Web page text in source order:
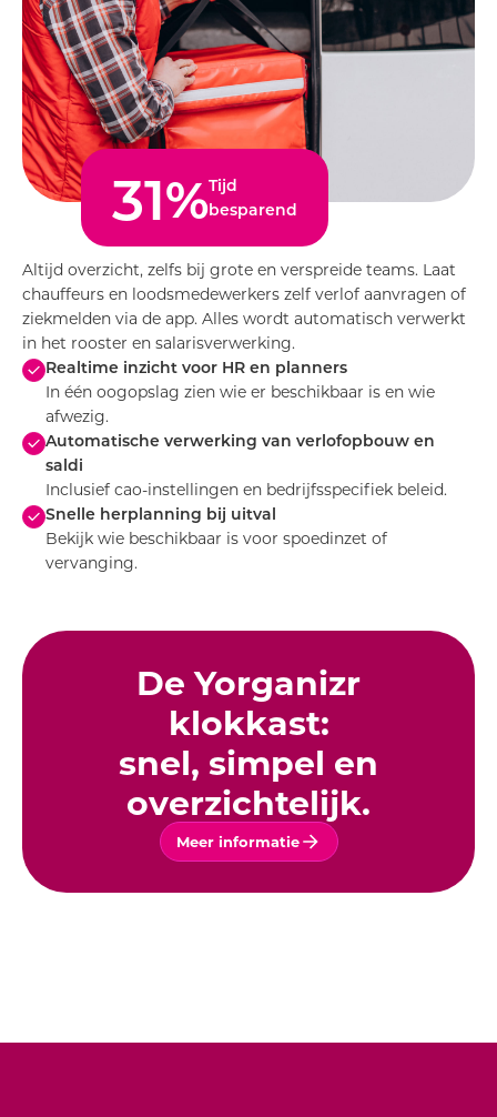
35%Tijd
besparend
Altijd overzicht, zelfs bij grote en verspreide teams. Laat
chauffeurs en loodsmedewerkers zelf verlof aanvragen of
ziekmelden via de app. Alles wordt automatisch verwerkt
in het rooster en salarisverwerking.
Realtime inzicht voor HR en planners
In één oogopslag zien wie er beschikbaar is en wie
afwezig.
Automatische verwerking van verlofopbouw en
saldi
Inclusief cao-instellingen en bedrijfsspecifiek beleid.
Snelle herplanning bij uitval
Bekijk wie beschikbaar is voor spoedinzet of
vervanging.
De Yorganizr
klokkast:
snel, simpel en
overzichtelijk.
Meer informatie